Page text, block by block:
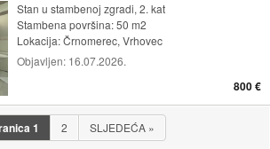
Stan u stambenoj zgradi, 2. kat
Stambena površina: 50 m2
Lokacija:Črnomerec, Vrhovec
Objavljen: 16.07.2026.
800 €
1 2 SLJEDEĆA »